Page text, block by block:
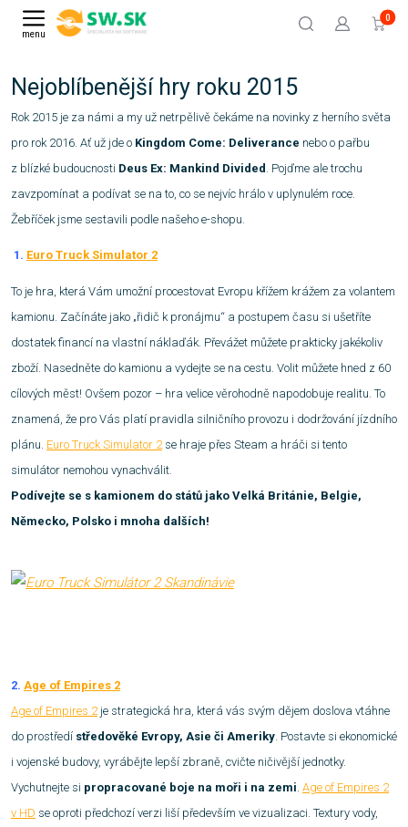
menu
0
Nejoblíbenější hry roku 2015
Rok 2015 je za námi a my už netrpělivě čekáme na novinky z herního světa
pro rok 2016. Ať už jde o Kingdom Come: Deliverance nebo o pařbu
z blízké budoucnosti Deus Ex: Mankind Divided . Pojďme ale trochu
zavzpomínat a podívat se na to, co se nejvíc hrálo v uplynulém roce.
Žebříček jsme sestavili podle našeho e-shopu.
1. Euro Truck Simulator 2
To je hra, která Vám umožní procestovat Evropu křížem krážem za volantem
kamionu. Začínáte jako „řidič k pronájmu“ a postupem času si ušetříte
dostatek financí na vlastní náklaďák. Převážet můžete prakticky jakékoliv
zboží. Nasedněte do kamionu a vydejte se na cestu. Volit můžete hned z 60
cílových měst! Ovšem pozor – hra velice věrohodně napodobuje realitu. To
znamená, že pro Vás platí pravidla silničního provozu i dodržování jízdního
plánu. Euro Truck Simulator 2 se hraje přes Steam a hráči si tento
simulátor nemohou vynachválit.
Podívejte se s kamionem do států jako Velká Británie, Belgie,
Německo, Polsko i mnoha dalších!
2. Age of Empires 2
Age of Empires 2 je strategická hra, která vás svým dějem doslova vtáhne
do prostředí středověké Evropy, Asie či Ameriky . Postavte si ekonomické
i vojenské budovy, vyrábějte lepší zbraně, cvičte ničivější jednotky.
Vychutnejte si propracované boje na moři i na zemi Age of Empires 2
v HD se oproti předchozí verzi liší především ve vizualizaci. Textury vody,